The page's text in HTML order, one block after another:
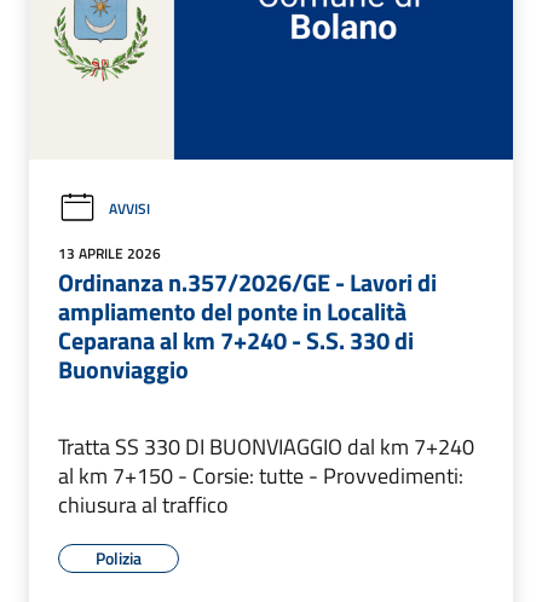
AVVISI
13 APRILE 2026
Ordinanza n.357/2026/GE - Lavori di
ampliamento del ponte in Località
Ceparana al km 7+240 - S.S. 330 di
Buonviaggio
Tratta SS 330 DI BUONVIAGGIO dal km 7+240
al km 7+150 - Corsie: tutte - Provvedimenti:
chiusura al traffico
Polizia